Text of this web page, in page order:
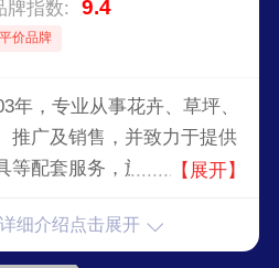
牌指数: 9.4
平价品牌
年，专业从事花卉、草坪、
推广及销售，并致力于提供
等配套服务，旗下产品有花
【展开】
细介绍点击展开